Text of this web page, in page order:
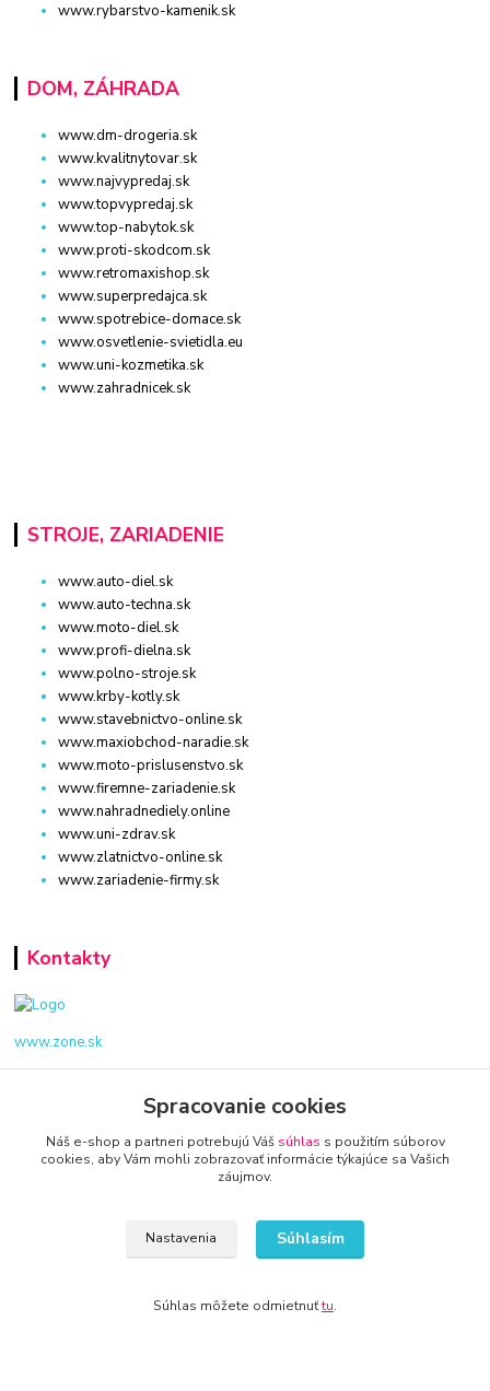
www.rybarstvo-kamenik.sk
DOM, ZÁHRADA
www.dm-drogeria.sk
www.kvalitnytovar.sk
www.najvypredaj.sk
www.topvypredaj.sk
www.top-nabytok.sk
www.proti-skodcom.sk
www.retromaxishop.sk
www.superpredajca.sk
www.spotrebice-domace.sk
www.osvetlenie-svietidla.eu
www.uni-kozmetika.sk
www.zahradnicek.sk
STROJE, ZARIADENIE
www.auto-diel.sk
www.auto-techna.sk
www.moto-diel.sk
www.profi-dielna.sk
www.polno-stroje.sk
www.krby-kotly.sk
www.stavebnictvo-online.sk
www.maxiobchod-naradie.sk
www.moto-prislusenstvo.sk
www.firemne-zariadenie.sk
www.nahradnediely.online
www.uni-zdrav.sk
www.zlatnictvo-online.sk
www.zariadenie-firmy.sk
Kontakty
www.zone.sk
+421 940 949 000
info@kamenik.sk
© 2024 Všetky práva vyhradené KAMENIK.SK
Spracovanie cookies
Náš e-shop a partneri potrebujú Váš súhlas s použitím súborov
cookies, aby Vám mohli zobrazovať informácie týkajúce sa Vašich
záujmov.
Nastavenia Súhlasím
Súhlas môžete odmietnuťtu.